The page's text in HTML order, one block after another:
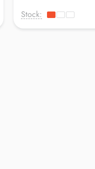
Stock: